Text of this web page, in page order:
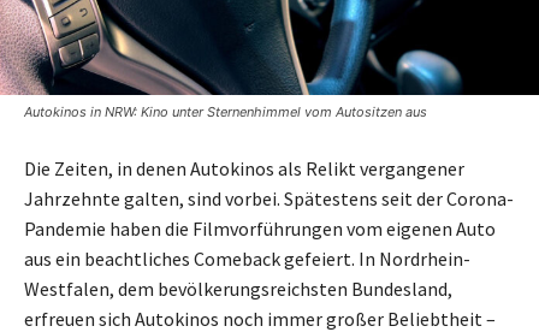
Autokinos in NRW: Kino unter Sternenhimmel vom Autositzen aus
Die Zeiten, in denen Autokinos als Relikt vergangener
Jahrzehnte galten, sind vorbei. Spätestens seit der Corona-
Pandemie haben die Filmvorführungen vom eigenen Auto
aus ein beachtliches Comeback gefeiert. In Nordrhein-
Westfalen, dem bevölkerungsreichsten Bundesland,
erfreuen sich Autokinos noch immer großer Beliebtheit –